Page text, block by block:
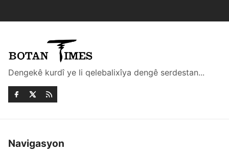
Dengekê kurdî ye li qelebalixîya dengê serdestan...
Navigasyon